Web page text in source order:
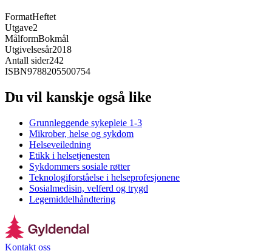
FormatHeftet
Utgave2
MålformBokmål
Utgivelsesår2018
Antall sider242
ISBN9788205500754
Du vil kanskje også like
Grunnleggende sykepleie 1-3
Mikrober, helse og sykdom
Helseveiledning
Etikk i helsetjenesten
Sykdommers sosiale røtter
Teknologiforståelse i helseprofesjonene
Sosialmedisin, velferd og trygd
Legemiddelhåndtering
Kontakt oss